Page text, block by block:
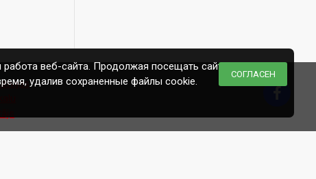
СОГЛАСЕН
веб-сайта. Продолжая посещать сайт,
удалив сохраненные файлы cookie.